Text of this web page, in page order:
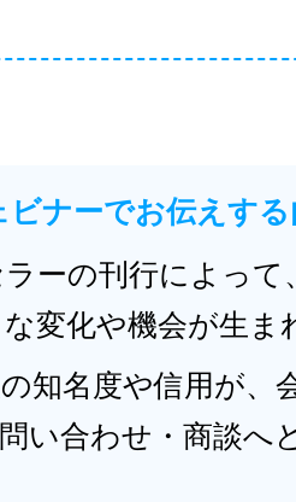
ビナーでお伝えす
ーの刊行によって
変化や機会が生ま
知名度や信用が、
い合わせ・商談へ